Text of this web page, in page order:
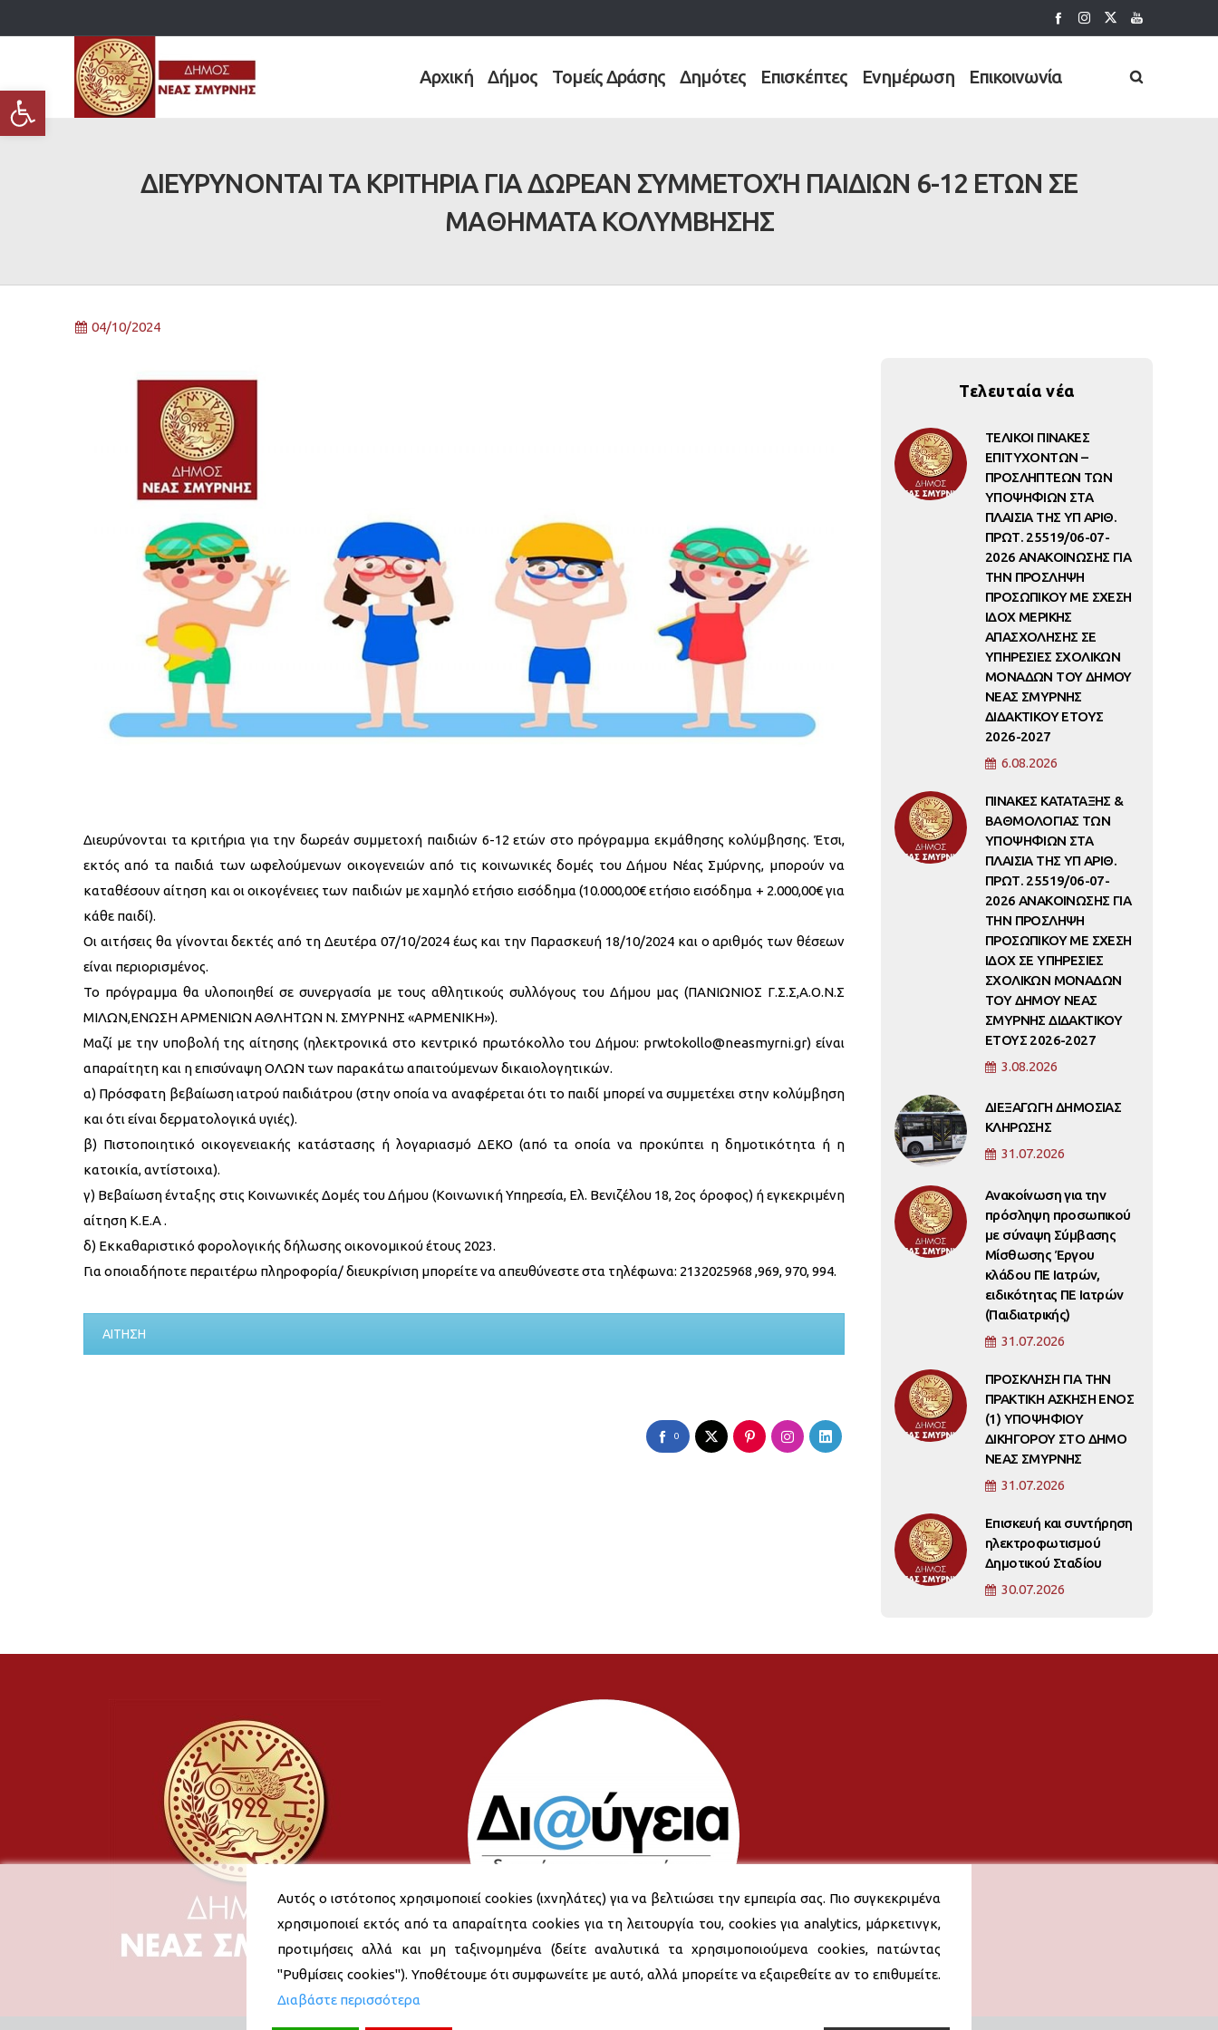
Ανοίξτε τη γραμμή εργαλείων
Αρχική Δήμος Τομείς Δράσης Δημότες Επισκέπτες Ενημέρωση Επικοινωνία
ΔΙΕΥΡΥΝΟΝΤΑΙ ΤΑ ΚΡΙΤΗΡΙΑ ΓΙΑ ΔΩΡΕΑΝ ΣΥΜΜΕΤΟΧΉ ΠΑΙΔΙΩΝ 6-12 ΕΤΩΝ ΣΕ
ΜΑΘΗΜΑΤΑ ΚΟΛΥΜΒΗΣΗΣ
04/10/2024
Διευρύνονται τα κριτήρια για την δωρεάν συμμετοχή παιδιών 6-12 ετών στο πρόγραμμα εκμάθησης κολύμβησης. Έτσι,
εκτός από τα παιδιά των ωφελούμενων οικογενειών από τις κοινωνικές δομές του Δήμου Νέας Σμύρνης, μπορούν να
καταθέσουν αίτηση και οι οικογένειες των παιδιών με χαμηλό ετήσιο εισόδημα (10.000,00€ ετήσιο εισόδημα + 2.000,00€ για
κάθε παιδί).
Οι αιτήσεις θα γίνονται δεκτές από τη Δευτέρα 07/10/2024 έως και την Παρασκευή 18/10/2024 και ο αριθμός των θέσεων
είναι περιορισμένος.
Το πρόγραμμα θα υλοποιηθεί σε συνεργασία με τους αθλητικούς συλλόγους του Δήμου μας (ΠΑΝΙΩΝΙΟΣ Γ.Σ.Σ,Α.Ο.Ν.Σ
ΜΙΛΩΝ,ΕΝΩΣΗ ΑΡΜΕΝΙΩΝ ΑΘΛΗΤΩΝ Ν. ΣΜΥΡΝΗΣ «ΑΡΜΕΝΙΚΗ»).
Μαζί με την υποβολή της αίτησης (ηλεκτρονικά στο κεντρικό πρωτόκολλο του Δήμου: prwtokollo@neasmyrni.gr) είναι
απαραίτητη και η επισύναψη ΟΛΩΝ των παρακάτω απαιτούμενων δικαιολογητικών.
α) Πρόσφατη βεβαίωση ιατρού παιδιάτρου (στην οποία να αναφέρεται ότι το παιδί μπορεί να συμμετέχει στην κολύμβηση
και ότι είναι δερματολογικά υγιές).
β) Πιστοποιητικό οικογενειακής κατάστασης ή λογαριασμό ΔΕΚΟ (από τα οποία να προκύπτει η δημοτικότητα ή η
κατοικία, αντίστοιχα).
γ) Βεβαίωση ένταξης στις Κοινωνικές Δομές του Δήμου (Κοινωνική Υπηρεσία, Ελ. Βενιζέλου 18, 2ος όροφος) ή εγκεκριμένη
αίτηση Κ.Ε.Α .
δ) Εκκαθαριστικό φορολογικής δήλωσης οικονομικού έτους 2023.
Για οποιαδήποτε περαιτέρω πληροφορία/ διευκρίνιση μπορείτε να απευθύνεστε στα τηλέφωνα: 2132025968 ,969, 970, 994.
ΑΙΤΗΣΗ
0
Τελευταία νέα
ΤΕΛΙΚΟΙ ΠΙΝΑΚΕΣ
ΕΠΙΤΥΧΟΝΤΩΝ –
ΠΡΟΣΛΗΠΤΕΩΝ ΤΩΝ
ΥΠΟΨΗΦΙΩΝ ΣΤΑ
ΠΛΑΙΣΙΑ ΤΗΣ ΥΠ ΑΡΙΘ.
ΠΡΩΤ. 25519/06-07-
2026 ΑΝΑΚΟΙΝΩΣΗΣ ΓΙΑ
ΤΗΝ ΠΡΟΣΛΗΨΗ
ΠΡΟΣΩΠΙΚΟΥ ΜΕ ΣΧΕΣΗ
ΙΔΟΧ ΜΕΡΙΚΗΣ
ΑΠΑΣΧΟΛΗΣΗΣ ΣΕ
ΥΠΗΡΕΣΙΕΣ ΣΧΟΛΙΚΩΝ
ΜΟΝΑΔΩΝ ΤΟΥ ΔΗΜΟΥ
ΝΕΑΣ ΣΜΥΡΝΗΣ
ΔΙΔΑΚΤΙΚΟΥ ΕΤΟΥΣ
2026-2027
6.08.2026
ΠΙΝΑΚΕΣ ΚΑΤΑΤΑΞΗΣ &
ΒΑΘΜΟΛΟΓΙΑΣ ΤΩΝ
ΥΠΟΨΗΦΙΩΝ ΣΤΑ
ΠΛΑΙΣΙΑ ΤΗΣ ΥΠ ΑΡΙΘ.
ΠΡΩΤ. 25519/06-07-
2026 ΑΝΑΚΟΙΝΩΣΗΣ ΓΙΑ
ΤΗΝ ΠΡΟΣΛΗΨΗ
ΠΡΟΣΩΠΙΚΟΥ ΜΕ ΣΧΕΣΗ
ΙΔΟΧ ΣΕ ΥΠΗΡΕΣΙΕΣ
ΣΧΟΛΙΚΩΝ ΜΟΝΑΔΩΝ
ΤΟΥ ΔΗΜΟΥ ΝΕΑΣ
ΣΜΥΡΝΗΣ ΔΙΔΑΚΤΙΚΟΥ
ΕΤΟΥΣ 2026-2027
3.08.2026
ΔΙΕΞΑΓΩΓΗ ΔΗΜΟΣΙΑΣ
ΚΛΗΡΩΣΗΣ
31.07.2026
Ανακοίνωση για την
πρόσληψη προσωπικού
με σύναψη Σύμβασης
Μίσθωσης Έργου
κλάδου ΠΕ Ιατρών,
ειδικότητας ΠΕ Ιατρών
(Παιδιατρικής)
31.07.2026
ΠΡΟΣΚΛΗΣΗ ΓΙΑ ΤΗΝ
ΠΡΑΚΤΙΚΗ ΑΣΚΗΣΗ ΕΝΟΣ
(1) ΥΠΟΨΗΦΙΟΥ
ΔΙΚΗΓΟΡΟΥ ΣΤΟ ΔΗΜΟ
ΝΕΑΣ ΣΜΥΡΝΗΣ
31.07.2026
Επισκευή και συντήρηση
ηλεκτροφωτισμού
Δημοτικού Σταδίου
30.07.2026
Αυτός ο ιστότοπος χρησιμοποιεί cookies (ιχνηλάτες) για να βελτιώσει την εμπειρία σας. Πιο συγκεκριμένα
χρησιμοποιεί εκτός από τα απαραίτητα cookies για τη λειτουργία του, cookies για analytics, μάρκετινγκ,
προτιμήσεις αλλά και μη ταξινομημένα (δείτε αναλυτικά τα χρησιμοποιούμενα cookies, πατώντας
"Ρυθμίσεις cookies"). Υποθέτουμε ότι συμφωνείτε με αυτό, αλλά μπορείτε να εξαιρεθείτε αν το επιθυμείτε.
Διαβάστε περισσότερα